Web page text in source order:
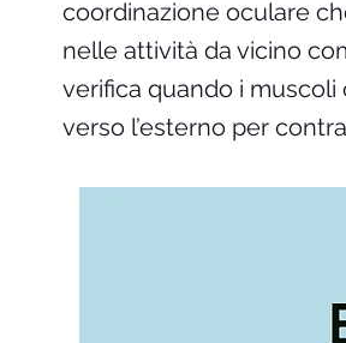
coordinazione oculare
nelle attività da vicino
verifica quando i
verso l’esterno per